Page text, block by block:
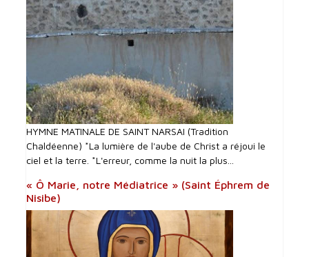
HYMNE MATINALE DE SAINT NARSAI (Tradition
Chaldéenne) *La lumière de l'aube de Christ a réjoui le
ciel et la terre. *L'erreur, comme la nuit la plus...
« Ô Marie, notre Médiatrice » (Saint Éphrem de
Nisibe)